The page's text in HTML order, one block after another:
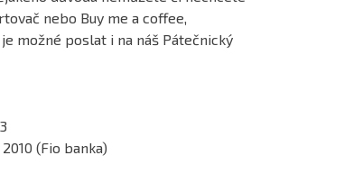
nebo Buy me a coffee,
možné poslat i na náš Pátečnický
(Fio banka)